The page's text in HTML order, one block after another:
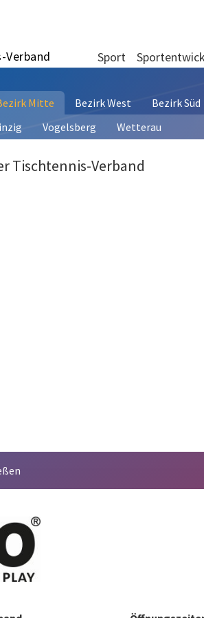
Verband
Sport
Mitte Bezirk West
Bezirk Süd
Vogelsberg Wetterau
Tischtennis-Verband